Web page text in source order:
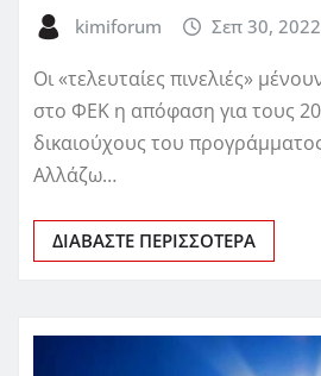
kimiforum Σεπ 30, 2022
Οι «τελευταίες πινελιές»
στο ΦΕΚ η απόφαση για τους
δικαιούχους του
Αλλάζω…
ΔΙΑΒΆΣΤΕ ΠΕΡΙΣΣΌΤΕΡΑ